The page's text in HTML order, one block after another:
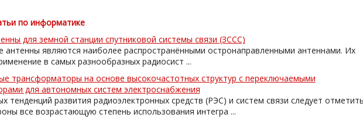
по информатике
для земной станции спутниковой системы связи (ЗССС)
антенны являются наиболее распространёнными остронаправленными антеннами. Их
в самых разнообразных радиосист ...
трансформаторы на основе высокочастотных структур с переключаемыми
для автономных систем электроснабжения
тенденций развития радиоэлектронных средств (РЭС) и систем связи следует
все возрастающую степень использования интегра ...